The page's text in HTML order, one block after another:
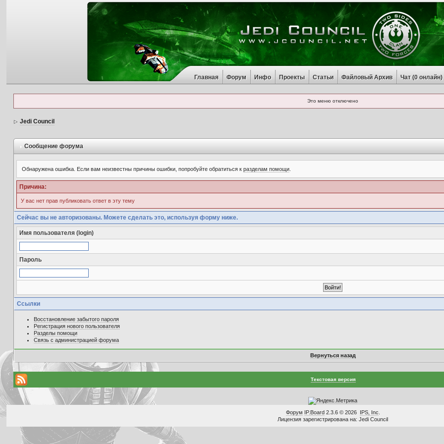
Главная Форум Инфо Проекты Статьи Файловый Архив Чат (0 онлайн)
Это меню отключено
Jedi Council
Сообщение форума
Обнаружена ошибка. Если вам неизвестны причины ошибки, попробуйте обратиться к разделам помощи.
Причина:
У вас нет прав публиковать ответ в эту тему
Сейчас вы не авторизованы. Можете сделать это, используя форму ниже.
Имя пользователя (login)
Пароль
Ссылки
Восстановление забытого пароля
Регистрация нового пользователя
Разделы помощи
Связь с администрацией форума
Вернуться назад
Текстовая версия
Форум IP.Board2.3.6 © 2026 IPS, Inc
Лицензия зарегистрирована на: Jedi Council